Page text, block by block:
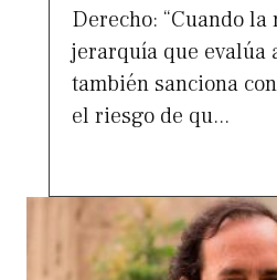
Derecho: “Cuando la
jerarquía que evalúa
también sanciona
el riesgo de qu...